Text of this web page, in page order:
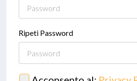
Ripeti Password